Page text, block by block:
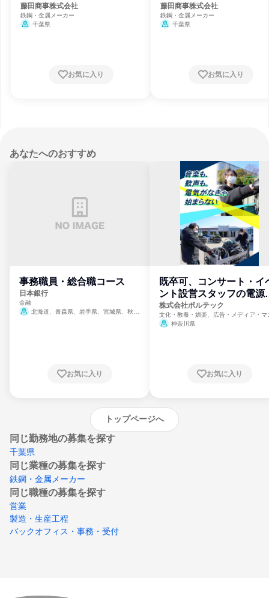
藤田商事株式会社
鉄鋼・金属メーカー
千葉県
お気に入り
門)
藤田商事株式会社
鉄鋼・金属メーカー
千葉県
お気に入り
あなたへのおすすめ
事務職員・総合職コース
日本銀行
金融
北海道、青森県、岩手県、宮城県、秋田
崎県、熊本県、大分県、宮崎県、鹿児島県、
お気に入り
既卒可、コンサート・イ
ント設営スタッフの電源
門
株式会社ボルテック
文化・教養・娯楽、広告・メディア・マ
ミ、電力・ガス・水道・エネルギー
神奈川県
お気に入り
トップページへ
同じ勤務地の募集を探す
千葉県
同じ業種の募集を探す
鉄鋼・金属メーカー
同じ職種の募集を探す
営業
製造・生産工程
バックオフィス・事務・受付